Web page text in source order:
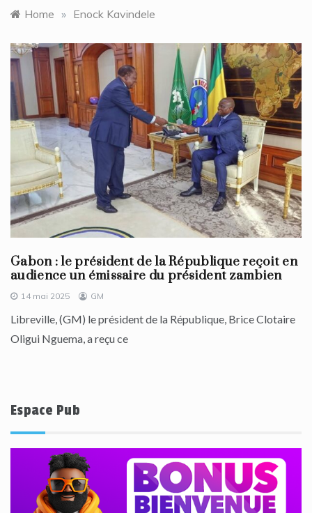
Home » Enock Kavindele
Gabon : le président de la République reçoit en
audience un émissaire du président zambien
14 mai 2025 GM
Libreville, (GM) le président de la République, Brice Clotaire
Oligui Nguema, a reçu ce
Espace Pub